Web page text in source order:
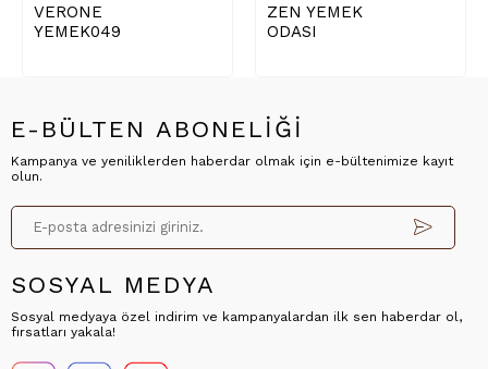
VERONE
YEMEK049
ZEN YEMEK
ODASI
E-BÜLTEN ABONELİĞİ
Kampanya ve yeniliklerden haberdar olmak için e-bültenimize kayıt
olun.
SOSYAL MEDYA
Sosyal medyaya özel indirim ve kampanyalardan ilk sen haberdar ol,
fırsatları yakala!